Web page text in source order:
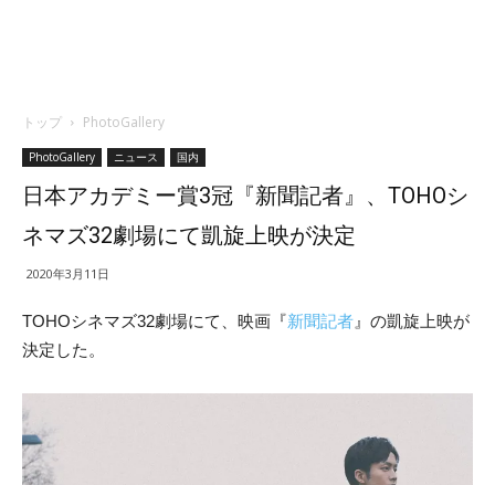
トップ PhotoGallery
PhotoGallery ニュース 国内
日本アカデミー賞3冠『新聞記者』、TOHOシ
ネマズ32劇場にて凱旋上映が決定
2020年3月11日
TOHOシネマズ32劇場にて、映画『新聞記者 』の凱旋上映が
決定した。